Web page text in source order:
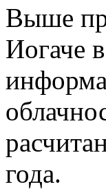
Выше
Иогаче
года.